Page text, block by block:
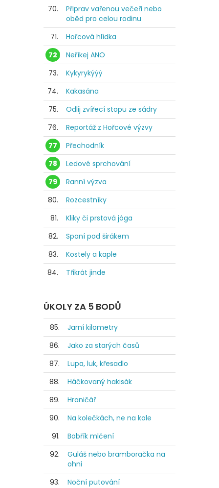
70.
Připrav vařenou večeři nebo
oběd pro celou rodinu
71.
Hořcová hlídka
72
Neříkej ANO
73.
Kykyrykýýý
74.
Kakasána
75.
Odlij zvířecí stopu ze sádry
76.
Reportáž z Hořcové výzvy
77
Přechodník
78
Ledové sprchování
79
Ranní výzva
80.
Rozcestníky
81.
Kliky či prstová jóga
82.
Spaní pod širákem
83.
Kostely a kaple
84.
Třikrát jinde
ÚKOLY ZA 5 BODŮ
85.
Jarní kilometry
86.
Jako za starých časů
87.
Lupa, luk, křesadlo
88.
Háčkovaný hakisák
89.
Hraničář
90.
Na kolečkách, ne na kole
91.
Bobřík mlčení
92.
Guláš nebo bramboračka na
ohni
93.
Noční putování